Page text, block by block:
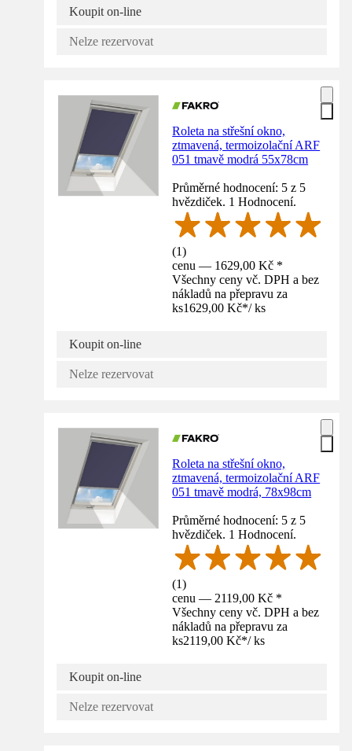
Koupit on-line
Nelze rezervovat
Roleta na střešní okno,
ztmavená, termoizolační ARF
051 tmavě modrá 55x78cm
Průměrné hodnocení: 5 z 5
hvězdiček. 1 Hodnocení.
(1)
cenu — 1629,00 Kč *
Všechny ceny vč. DPH a bez
nákladů na přepravu za
ks1629,00 Kč*/ ks
Koupit on-line
Nelze rezervovat
Roleta na střešní okno,
ztmavená, termoizolační ARF
051 tmavě modrá, 78x98cm
Průměrné hodnocení: 5 z 5
hvězdiček. 1 Hodnocení.
(1)
cenu — 2119,00 Kč *
Všechny ceny vč. DPH a bez
nákladů na přepravu za
ks2119,00 Kč*/ ks
Koupit on-line
Nelze rezervovat